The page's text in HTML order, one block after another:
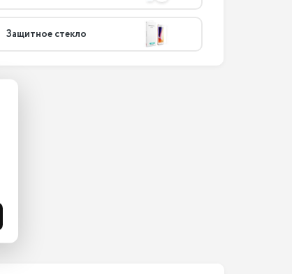
Защитное стекло